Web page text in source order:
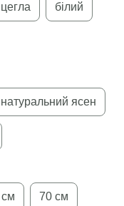
цегла білий
натуральний ясен
70 см